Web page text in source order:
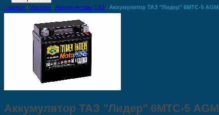
Главная / Магазин / Аккумуляторы ТАЗ / Аккумулятор ТАЗ "Лидер" 6MTС-5 AGM
Аккумулятор ТАЗ "Лидер" 6MTС-5 AGM